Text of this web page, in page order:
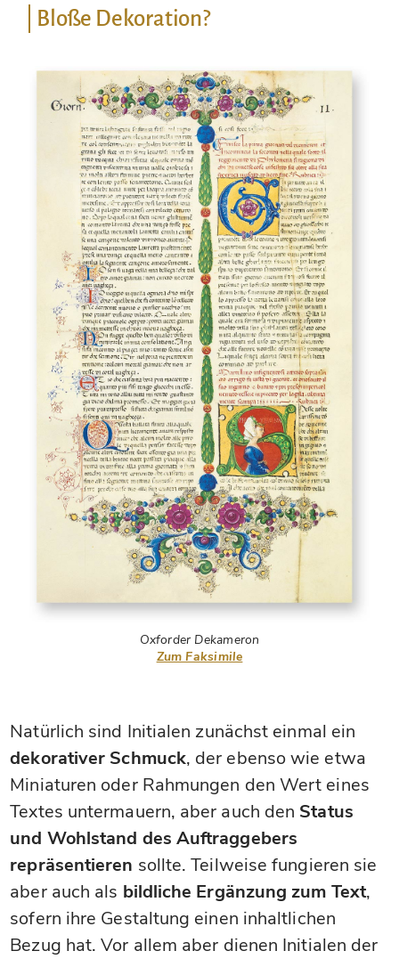
Bloße Dekoration?
Oxforder Dekameron
Zum Faksimile
Natürlich sind Initialen zunächst einmal ein
dekorativer Schmuck, der ebenso wie etwa
Miniaturen oder Rahmungen den Wert eines
Textes untermauern, aber auch den Status
und Wohlstand des Auftraggebers
repräsentieren sollte. Teilweise fungieren sie
aber auch als bildliche Ergänzung zum Text,
sofern ihre Gestaltung einen inhaltlichen
Bezug hat. Vor allem aber dienen Initialen der